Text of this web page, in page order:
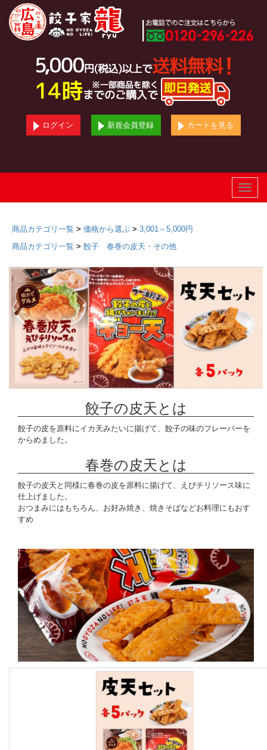
ログイン 新規会員登録 カートを見る
Toggle
商品カテゴリ一覧 > 価格から選ぶ > 3,001～5,000円
商品カテゴリ一覧 > 餃子 春巻の皮天・その他
餃子の皮天とは
餃子の皮を原料にイカ天みたいに揚げて、餃子の味のフレーバーを
からめました。
春巻の皮天とは
餃子の皮天と同様に春巻の皮を原料に揚げて、えびチリソース味に
仕上げました。
おつまみにはもちろん、お好み焼き、焼きそばなどお料理にもおす
すめ